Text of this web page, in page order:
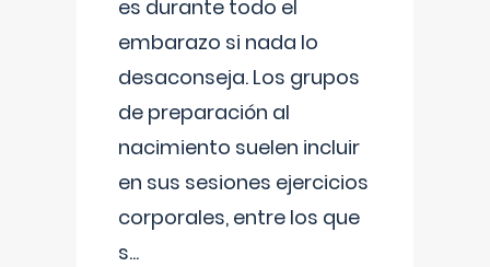
es durante todo el
embarazo si nada lo
desaconseja. Los grupos
de preparación al
nacimiento suelen incluir
en sus sesiones ejercicios
corporales, entre los que
s...